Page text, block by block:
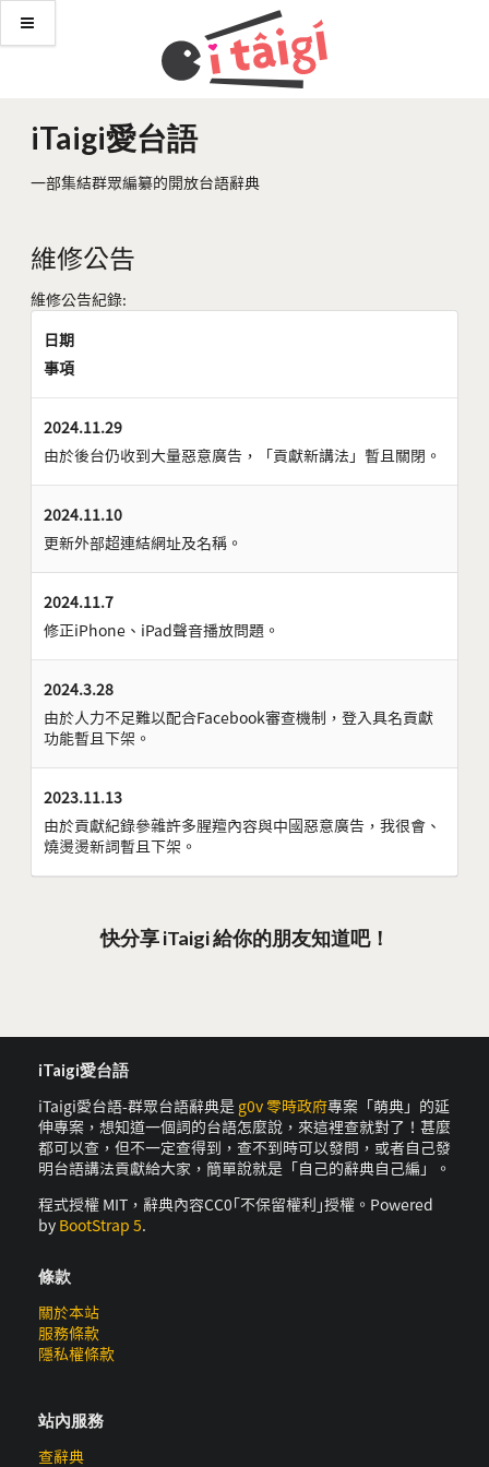
iTaigi愛台語
一部集結群眾編纂的開放台語辭典
維修公告
維修公告紀錄:
日期
事項
2024.11.29
由於後台仍收到大量惡意廣告，「貢獻新講法」暫且關閉。
2024.11.10
更新外部超連結網址及名稱。
2024.11.7
修正iPhone、iPad聲音播放問題。
2024.3.28
由於人力不足難以配合Facebook審查機制，登入具名貢獻
功能暫且下架。
2023.11.13
由於貢獻紀錄參雜許多腥羶內容與中國惡意廣告，我很會、
燒燙燙新詞暫且下架。
快分享 iTaigi 給你的朋友知道吧！
iTaigi愛台語
iTaigi愛台語-群眾台語辭典是 g0v 零時政府專案「萌典」的延
伸專案，想知道一個詞的台語怎麼說，來這裡查就對了！甚麼
都可以查，但不一定查得到，查不到時可以發問，或者自己發
明台語講法貢獻給大家，簡單說就是「自己的辭典自己編」。
程式授權 MIT，辭典內容CC0｢不保留權利｣授權。Powered
by BootStrap 5.
條款
關於本站
服務條款
隱私權條款
站內服務
查辭典